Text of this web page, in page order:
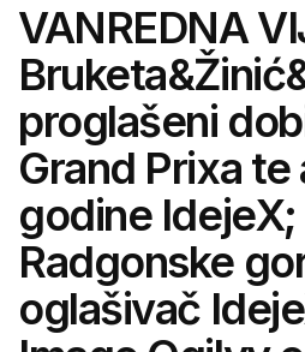
VANREDNA
proglašeni
Grand Prixa
godine IdejeX;
Radgonske
oglašivač